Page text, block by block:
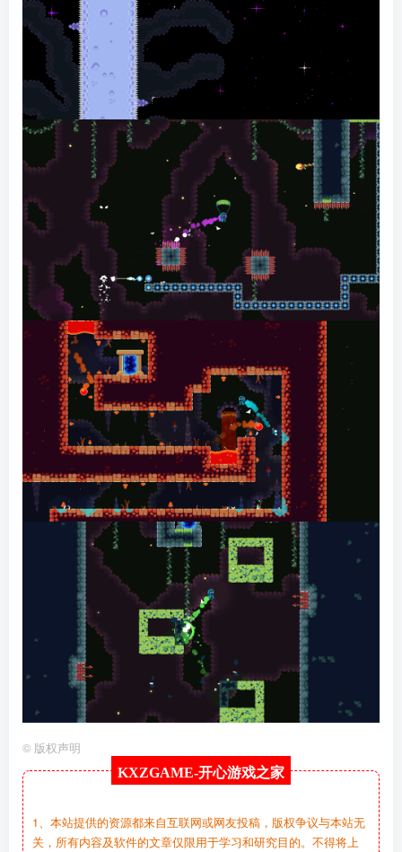
© 版权声明
KXZGAME-开心游戏之家
1、本站提供的资源都来自互联网或网友投稿，版权争议与本站无
关，所有内容及软件的文章仅限用于学习和研究目的。不得将上